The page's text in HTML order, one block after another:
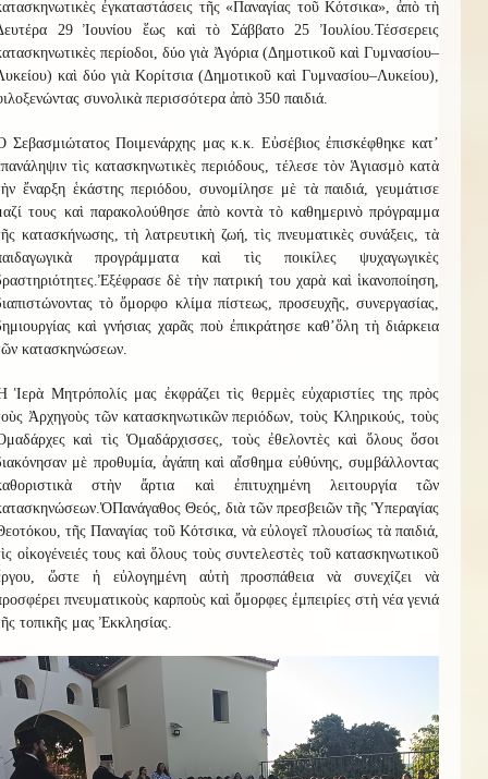
ἐγκαταστάσεις τῆς «Παναγίας τοῦ Κότσικα», ἀπὸ τὴ
29 Ἰουνίου ἕως καὶ τὸ Σάββατο 25 Ἰουλίου.Τέσσερεις
περίοδοι, δύο γιὰ Ἀγόρια (Δημοτικοῦ καὶ Γυμνασίου–
καὶ δύο γιὰ Κορίτσια (Δημοτικοῦ καὶ Γυμνασίου–Λυκείου),
συνολικὰ περισσότερα ἀπὸ 350 παιδιά.
Σεβασμιώτατος Ποιμενάρχης μας κ.κ. Εὐσέβιος ἐπισκέφθηκε κατ’
τὶς κατασκηνωτικὲς περιόδους, τέλεσε τὸν Ἁγιασμὸ κατὰ
ἔναρξη ἑκάστης περιόδου, συνομίλησε μὲ τὰ παιδιά, γευμάτισε
τους καὶ παρακολούθησε ἀπὸ κοντὰ τὸ καθημερινὸ πρόγραμμα
κατασκήνωσης, τὴ λατρευτικὴ ζωή, τὶς πνευματικὲς συνάξεις, τὰ
προγράμματα καὶ τὶς ποικίλες ψυχαγωγικὲς
Ἐξέφρασε δὲ τὴν πατρική του χαρὰ καὶ ἱκανοποίηση,
τὸ ὄμορφο κλίμα πίστεως, προσευχῆς, συνεργασίας,
καὶ γνήσιας χαρᾶς ποὺ ἐπικράτησε καθ’ὅλη τὴ διάρκεια
κατασκηνώσεων.
Ἱερὰ Μητρόπολίς μας ἐκφράζει τὶς θερμὲς εὐχαριστίες της πρὸς
Ἀρχηγοὺς τῶν κατασκηνωτικῶν περιόδων, τοὺς Κληρικούς, τοὺς
καὶ τὶς Ὁμαδάρχισσες, τοὺς ἐθελοντὲς καὶ ὅλους ὅσοι
μὲ προθυμία, ἀγάπη καὶ αἴσθημα εὐθύνης, συμβάλλοντας
στὴν ἄρτια καὶ ἐπιτυχημένη λειτουργία τῶν
ὉΠανάγαθος Θεός, διὰ τῶν πρεσβειῶν τῆς Ὑπεραγίας
τῆς Παναγίας τοῦ Κότσικα, νὰ εὐλογεῖ πλουσίως τὰ παιδιά,
οἰκογένειές τους καὶ ὅλους τοὺς συντελεστὲς τοῦ κατασκηνωτικοῦ
ὥστε ἡ εὐλογημένη αὐτὴ προσπάθεια νὰ συνεχίζει νὰ
πνευματικοὺς καρποὺς καὶ ὄμορφες ἐμπειρίες στὴ νέα γενιά
τοπικῆς μας Ἐκκλησίας.